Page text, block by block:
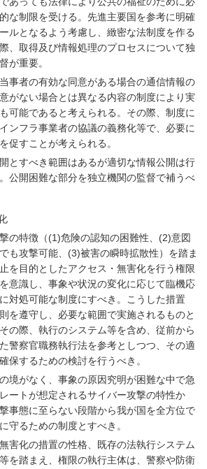
な制限を受ける。先進主要国を参考に明確
ルとなるよう考慮し、緻密な法制度を作る
、取得及び情報処理のプロセスについて独
が重要。
事者の有効な同意がある場合の通信情報の
がない場合とは異なる内容の制度により実
可能であると考えられる。その際、制度に
ンフラ事業者の協議の義務化等で、必要に
促すことが考えられる。
とすべき範囲はあるが適切な情報公開は行
公開困難な部分を独立機関の監督で補うべ
の特徴（(1)危険の認知の困難性、(2)意図
も攻撃可能、(3)被害の瞬時拡散性）を踏ま
を目的としたアクセス・無害化を行う権限
意識し、事象や状況の変化に応じて臨機応
対処可能な制度にすべき。こうした措置
を遵守し、必要な範囲で実施されるものと
の際、執行のシステム等を含め、従前から
警察官職務執行法を参考としつつ、その適
保するための検討を行うべき。
境がなく、事象の原因究明が困難な中で急
ートが想定されるサイバー攻撃の特性か
事態に至らない段階から我が国を全方位で
守るための制度とすべき。
害化の措置の性格、既存の法執行システム
を踏まえ、権限の執行主体は、警察や防衛